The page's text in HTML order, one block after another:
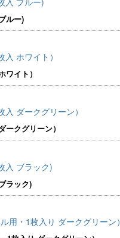
ルー)
イト）
クグリーン）
ラック)